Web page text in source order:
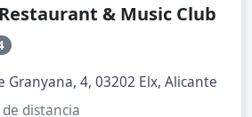
& Music Club
Granyana, 4, 03202 Elx, Alicante
distancia